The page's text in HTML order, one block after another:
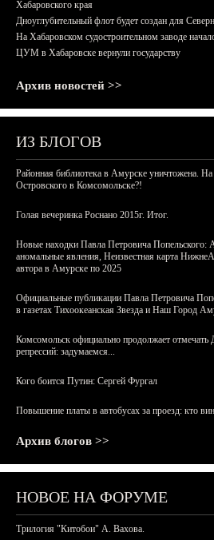
Хабаровского края
Дноуглубительный флот будет создан для
На Хабаровском судостроительном заводе
ЦУМ в Хабаровске вернули государству
Архив новостей >>
ИЗ БЛОГОВ
Районная библиотека в Амурске уничтожена. На
Островского в Комсомольске?!
Голая вечеринка Роснано 2015г. Итог.
Новые находки Павла Петровича Попельского:
аномальные явления, Неизвестная карта
автора в Амурске по 2025
Официальные публикации Павла Петровича
в газетах Тихоокеанская Звезда и Наш Город
Комсомольск официально продолжает отмечать
репрессий: задумаемся...
Кого боится Путин: Сергей Фургал
Повышение платы в автобусах за проезд: кто
Архив блогов >>
НОВОЕ НА ФОРУМЕ
Трилогия "Китобои" А. Вахова.